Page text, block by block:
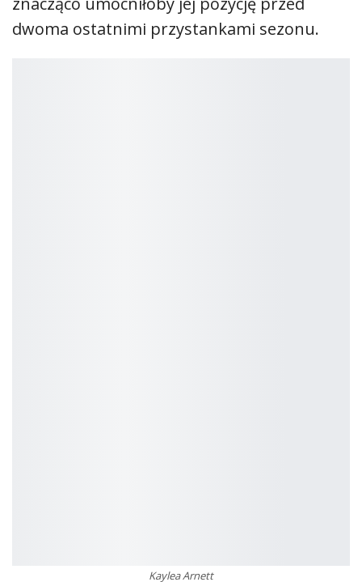
klasyfikacji generalnej walczy jednocześnie o
bezprecedensowydziesiąty z rzędu tytuł